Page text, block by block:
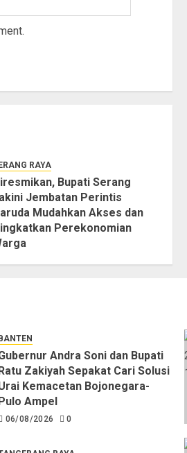
RAYA
Bupati Serang
Jembatan Perintis
Mudahkan Akses dan
Perekonomian
BANTEN
Andra Soni dan Bupati
Ratu Zakiyah Sepakat Cari Solusi
Kemacetan Bojonegara-
Pulo Ampel
06/08/2026 0